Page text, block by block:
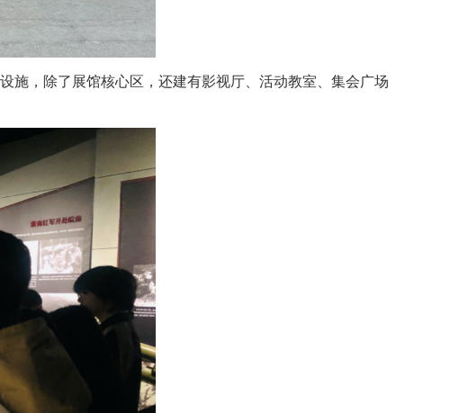
施，除了展馆核心区，还建有影视厅、活动教室、集会广场